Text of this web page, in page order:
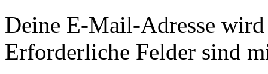
Deine E-Mail-Adresse
Erforderliche Felder sind